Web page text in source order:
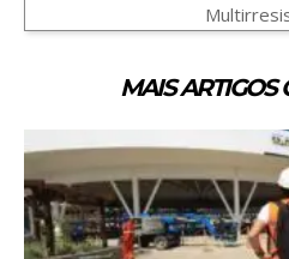
MAIS ARTIGOS